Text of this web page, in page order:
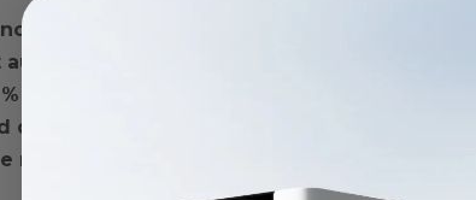
reçu dans les délais impartis sera
aux lois en vigueur, les comptes en
% pour un retard de 10 à 20 jours, et 15 %
de paiement, xTool se réserve le droit de
retard de paiement excède 30 jours, des